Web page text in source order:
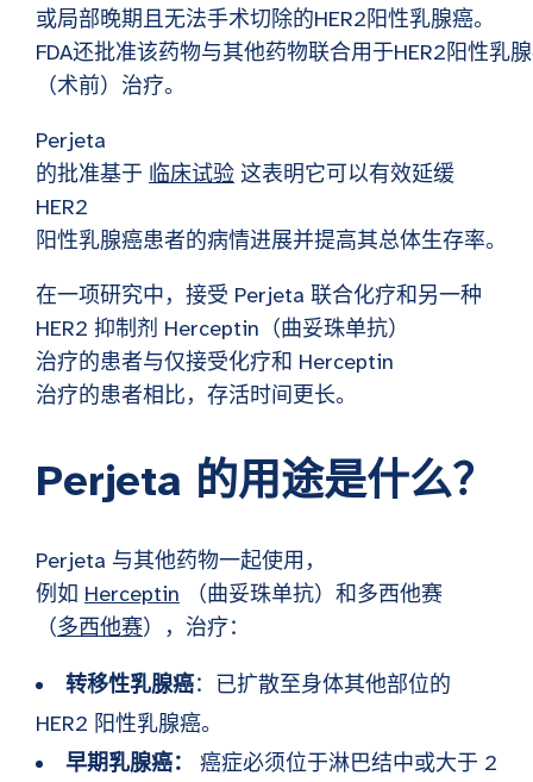
或局部晚期且无法手术切除的HER2阳性乳腺癌。
FDA还批准该药物与其他药物联合用于HER2阳性乳
（术前）治疗。
Perjeta
的批准基于 临床试验 这表明它可以有效延缓
HER2
阳性乳腺癌患者的病情进展并提高其总体生存率。
在一项研究中，接受 Perjeta 联合化疗和另一种
HER2 抑制剂 Herceptin（曲妥珠单抗）
治疗的患者与仅接受化疗和 Herceptin
治疗的患者相比，存活时间更长。
Perjeta 的用途是什么？
Perjeta 与其他药物一起使用，
例如 Herceptin （曲妥珠单抗）和多西他赛
（多西他赛），治疗：
转移性乳腺癌：已扩散至身体其他部位的
HER2 阳性乳腺癌。
早期乳腺癌：
癌症必须位于淋巴结中或大于 2